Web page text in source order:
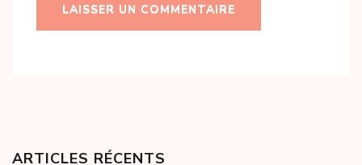
ARTICLES RÉCENTS